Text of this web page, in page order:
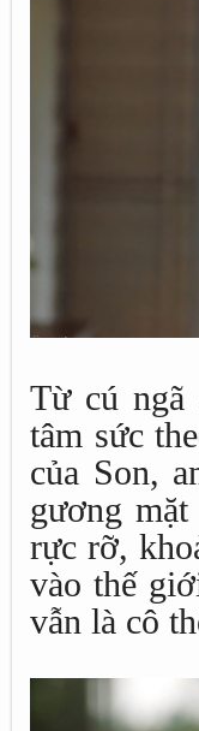
Từ cú ngã
tâm sức
của Son,
gương
rực rỡ,
vào thế
vẫn là cô